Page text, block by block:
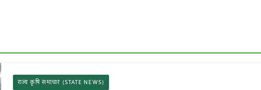
राज्य कृषि समाचार (STATE NEWS)